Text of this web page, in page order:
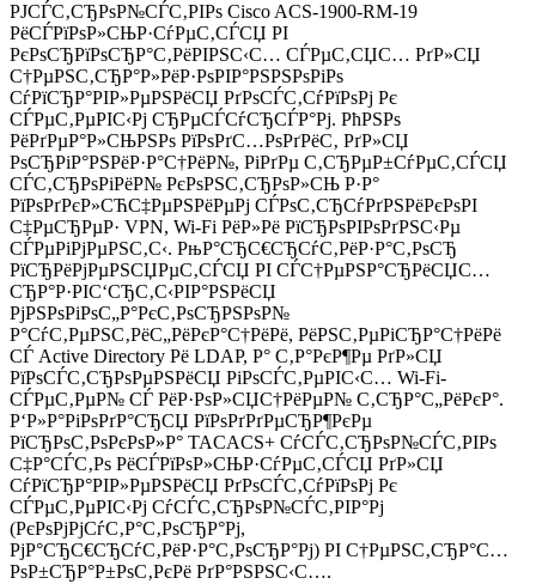
РЈСЃС‚СЂРѕР№СЃС‚РІРѕ Cisco ACS-1900-RM-19
РёСЃРїРѕР»СЊР·СѓРµС‚СЃСЏ РІ
РєРѕСЂРїРѕСЂР°С‚РёРІРЅС‹С… СЃРµС‚СЏС… РґР»СЏ
С†РµРЅС‚СЂР°Р»РёР·РѕРІР°РЅРЅРѕРіРѕ
СѓРїСЂР°РІР»РµРЅРёСЏ РґРѕСЃС‚СѓРїРѕРј Рє
СЃРµС‚РµРІС‹Рј СЂРµСЃСѓСЂСЃР°Рј. РћРЅРѕ
РёРґРµР°Р»СЊРЅРѕ РїРѕРґС…РѕРґРёС‚ РґР»СЏ
РѕСЂРіР°РЅРёР·Р°С†РёР№, РіРґРµ С‚СЂРµР±СѓРµС‚СЃСЏ
СЃС‚СЂРѕРіРёР№ РєРѕРЅС‚СЂРѕР»СЊ Р·Р°
РїРѕРґРєР»СЋС‡РµРЅРёРµРј СЃРѕС‚СЂСѓРґРЅРёРєРѕРІ
С‡РµСЂРµР· VPN, Wi-Fi РёР»Рё РїСЂРѕРІРѕРґРЅС‹Рµ
СЃРµРіРјРµРЅС‚С‹. РњР°СЂС€СЂСѓС‚РёР·Р°С‚РѕСЂ
РїСЂРёРјРµРЅСЏРµС‚СЃСЏ РІ СЃС†РµРЅР°СЂРёСЏС…
СЂР°Р·РІС‘СЂС‚С‹РІР°РЅРёСЏ
РјРЅРѕРіРѕС„Р°РєС‚РѕСЂРЅРѕР№
Р°СѓС‚РµРЅС‚РёС„РёРєР°С†РёРё, РёРЅС‚РµРіСЂР°С†РёРё
СЃ Active Directory Рё LDAP, Р° С‚Р°РєР¶Рµ РґР»СЏ
РїРѕСЃС‚СЂРѕРµРЅРёСЏ РіРѕСЃС‚РµРІС‹С… Wi-Fi-
СЃРµС‚РµР№ СЃ РёР·РѕР»СЏС†РёРµР№ С‚СЂР°С„РёРєР°.
Р‘Р»Р°РіРѕРґР°СЂСЏ РїРѕРґРґРµСЂР¶РєРµ
РїСЂРѕС‚РѕРєРѕР»Р° TACACS+ СѓСЃС‚СЂРѕР№СЃС‚РІРѕ
С‡Р°СЃС‚Рѕ РёСЃРїРѕР»СЊР·СѓРµС‚СЃСЏ РґР»СЏ
СѓРїСЂР°РІР»РµРЅРёСЏ РґРѕСЃС‚СѓРїРѕРј Рє
СЃРµС‚РµРІС‹Рј СѓСЃС‚СЂРѕР№СЃС‚РІР°Рј
(РєРѕРјРјСѓС‚Р°С‚РѕСЂР°Рј,
РјР°СЂС€СЂСѓС‚РёР·Р°С‚РѕСЂР°Рј) РІ С†РµРЅС‚СЂР°С…
РѕР±СЂР°Р±РѕС‚РєРё РґР°РЅРЅС‹С….